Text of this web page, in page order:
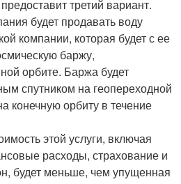
третий вариант.
будет продавать воду
компании, которая будет с ее
баржу,
орбите. Баржа будет
спутником на геопереходной
конечную орбиту в течение
этой услуги, включая
расходы, страхование и
будет меньше, чем упущенная